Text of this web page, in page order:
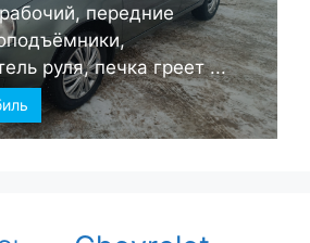
передние
руля, печка греет ...